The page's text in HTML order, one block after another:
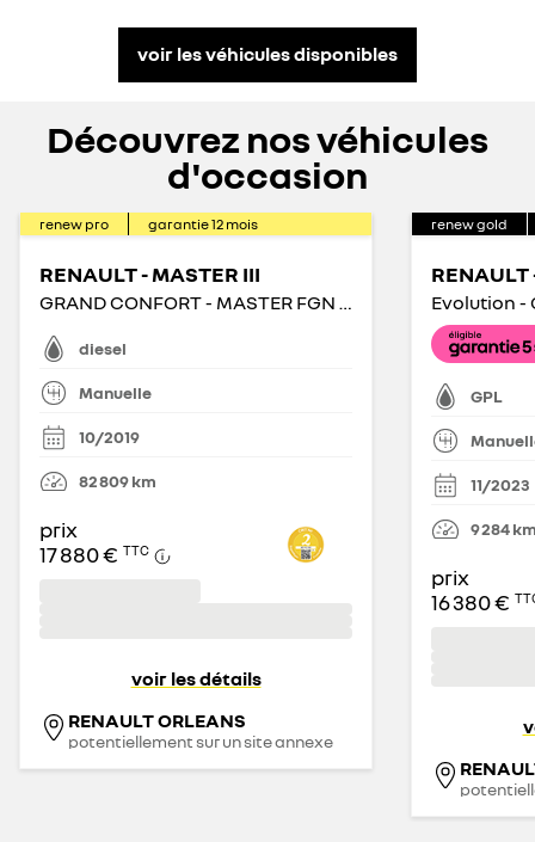
voir les véhicules disponibles
Découvrez nos véhicules
d'occasion
renew pro garantie12 mois
RENAULT - MASTER III
GRAND CONFORT - MASTER FGN TRAC F3500 L2H2 DCI 135
diesel
Manuelle
10/2019
82 809km
prix
17 880 € TTC
voir les détails
RENAULT ORLEANS
potentiellement sur un site annexe
renew gold
RENAULT
Evolution -
GPL
11/2023
9 284
prix
16 380 €